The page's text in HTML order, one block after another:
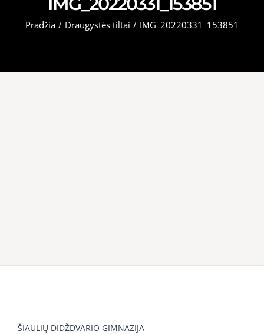
Pradžia / Draugystės tiltai / IMG_20220331_153851
ŠIAULIŲ DIDŽDVARIO GIMNAZIJA